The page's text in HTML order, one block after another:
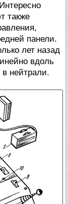
также
панели.
лет назад
вдоль
нейтрали.